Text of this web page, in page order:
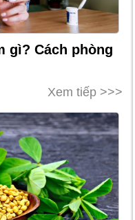
gì? Cách phòng
Xem tiếp >>>